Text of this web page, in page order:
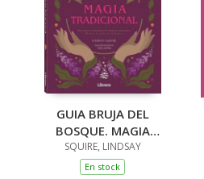
GUIA BRUJA DEL
BOSQUE. MAGIA
TRADICIONAL
SQUIRE, LINDSAY
En stock